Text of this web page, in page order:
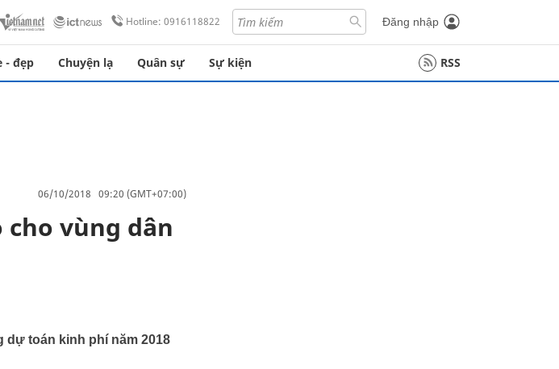
Hotline: 0916118822 Đăng nhập
- đẹp Chuyện lạ Quân sự Sự kiện RSS
06/10/2018 09:20 (GMT+07:00)
vùng dân
dự toán kinh phí năm 2018